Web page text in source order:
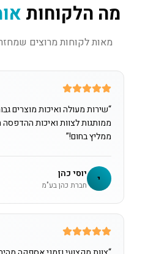
מה הלקוחות
מאות לקוחות מרוצים
“שירות מעולה ואיכות מוצרים
ממותגות לצוות ואיכות
ממליץ בחום!”
י יוסי כהן
חברת כהן בע"מ